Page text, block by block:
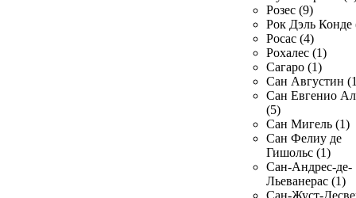
Розес (9)
Рок Дэль Конде
Росас (4)
Рохалес (1)
Сагаро (1)
Сан Августин
Сан Евгенио
(5)
Сан Мигель (1)
Сан Фелиу де
Гишольс (1)
Сан-Андрес-де-
Льеванерас (1)
Сан-Жуст-